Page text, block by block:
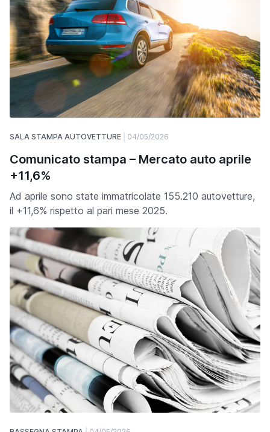
SALA STAMPA AUTOVETTURE 04/05/2026
Comunicato stampa – Mercato auto aprile
+11,6%
Ad aprile sono state immatricolate 155.210 autovetture,
il +11,6% rispetto al pari mese 2025.